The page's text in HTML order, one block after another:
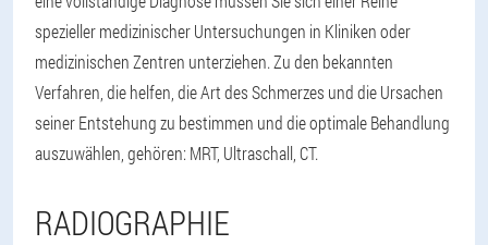
spezieller medizinischer Untersuchungen in Kliniken oder
medizinischen Zentren unterziehen. Zu den bekannten
Verfahren, die helfen, die Art des Schmerzes und die Ursachen
seiner Entstehung zu bestimmen und die optimale Behandlung
auszuwählen, gehören: MRT, Ultraschall, CT.
RADIOGRAPHIE